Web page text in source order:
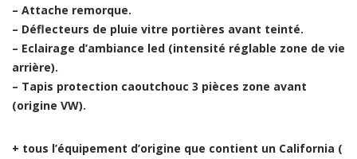
– Attache remorque.
– Déflecteurs de pluie vitre portières avant teinté.
– Eclairage d’ambiance led (intensité réglable zone de vie
arrière).
– Tapis protection caoutchouc 3 pièces zone avant
(origine VW).
+ tous l’équipement d’origine que contient un California (